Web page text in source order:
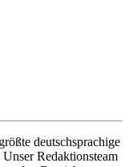
deutschsprachige
Redaktionsteam